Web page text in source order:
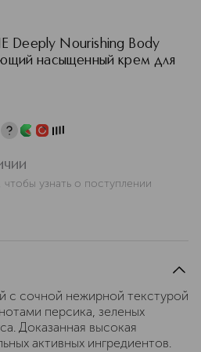
Deeply Nourishing Body
насыщенный крем для
узнать о поступлении
с сочной нежирной текстурой
персика, зеленых
Доказанная высокая
активных ингредиентов.